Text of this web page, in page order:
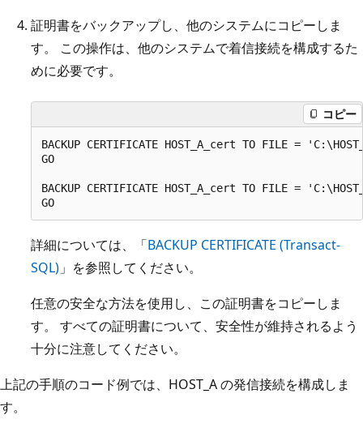
証明書をバックアップし、他のシステムにコピーしま
す。 この操作は、他のシステムで着信接続を構成するた
めに必要です。
コピー
BACKUP CERTIFICATE HOST_A_cert TO FILE =
GO
BACKUP CERTIFICATE HOST_A_cert TO FILE =
詳細については、「BACKUP CERTIFICATE (Transact-
SQL) 」を参照してください。
任意の安全な方法を使用し、この証明書をコピーしま
す。 すべての証明書について、安全性が維持されるよう
十分に注意してください。
上記の手順のコード例では、HOST_A の発信接続を構成しま
す。